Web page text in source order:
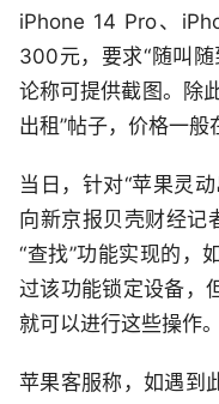
iPhone 14 Pro、
300元，要求“随叫
论称可提供截图。除
出租”帖子，价格一般
当日，针对“苹果灵
向新京报贝壳财经记
“查找”功能实现的，
过该功能锁定设备，
就可以进行这些操作。
苹果客服称，如遇到